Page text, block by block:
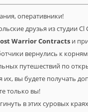
оперативники!
друзья из студии
WarriorContracts и
вернулись к
путешествий по
их, вы будете получать
только вы!
в этих суровых